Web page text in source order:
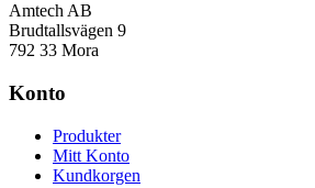
Amtech AB
Brudtallsvägen 9
792 33 Mora
Konto
Produkter
Mitt Konto
Kundkorgen